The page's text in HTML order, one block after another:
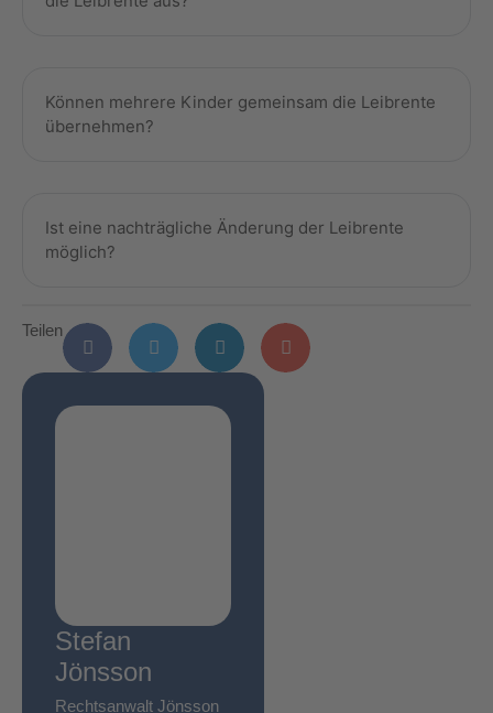
Können mehrere Kinder gemeinsam die Leibrente
übernehmen?
Ist eine nachträgliche Änderung der Leibrente
möglich?
Teilen
Stefan
Jönsson
Rechtsanwalt Jönsson